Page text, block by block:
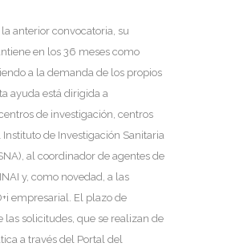
anterior convocatoria, su
en los 36 meses como
a la demanda de los propios
ayuda está dirigida a
de investigación, centros
de Investigación Sanitaria
al coordinador de agentes de
y, como novedad, a las
empresarial. El plazo de
las solicitudes, que se realizan de
a través del Portal del